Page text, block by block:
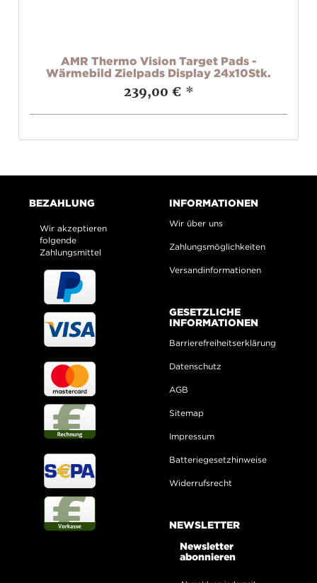
AMR Thermo Vision Target Pads -
Wärmebild Zielpads Display 24x10Stk.
239,00 € *
BEZAHLUNG
Wir akzeptieren
folgende
Zahlungsmittel
INFORMATIONEN
Wir über uns
Zahlungsmöglichkeiten
Versandinformationen
GESETZLICHE
INFORMATIONEN
Barrierefreiheitserklärung
Datenschutz
AGB
Sitemap
Impressum
Batteriegesetzhinweise
Widerrufsrecht
NEWSLETTER
Newsletter
abonnieren